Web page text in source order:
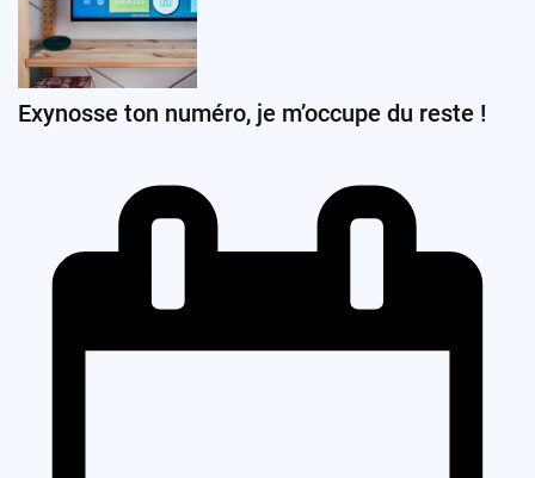
Exynosse ton numéro, je m’occupe du reste !